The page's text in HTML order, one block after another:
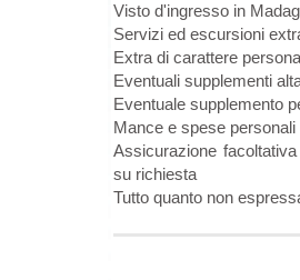
Visto d'ingresso in
Servizi ed escursioni
Extra di carattere
Eventuali supplementi
Eventuale supplemento
Mance e spese personali
Assicurazione
su richiesta
Tutto quanto non